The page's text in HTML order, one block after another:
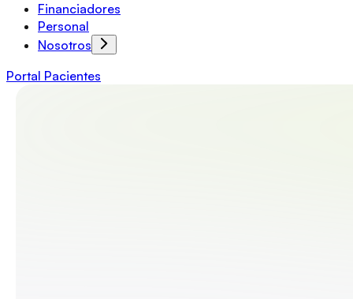
Financiadores
Personal
Nosotros
Portal Pacientes